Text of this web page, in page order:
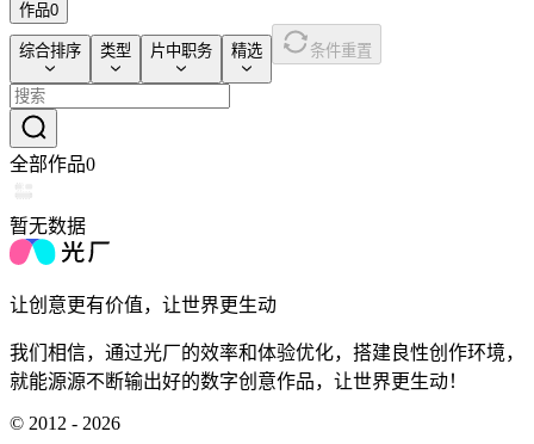
作品0
综合排序 类型 片中职务 精选 条件重置
全部作品0
暂无数据
让创意更有价值，让世界更生动
我们相信，通过光厂的效率和体验优化，搭建良性创作环境，
就能源源不断输出好的数字创意作品，让世界更生动！
© 2012 - 2026